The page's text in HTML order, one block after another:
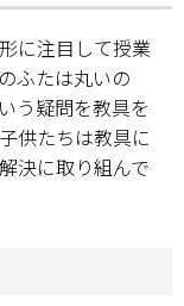
に注目して授業
ふたは丸いの
う疑問を教具を
供たちは教具に
決に取り組んで